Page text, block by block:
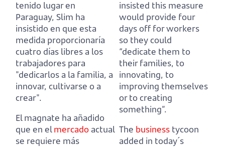
tenido lugar en
Paraguay, Slim ha
insistido en que esta
medida proporcionaría
cuatro días libres a los
trabajadores para
"dedicarlos a la familia, a
innovar, cultivarse o a
crear".
El magnate ha añadido
que en elmercado actual
se requiere más
insisted this measure
would provide four
days off for workers
so they could
“dedicate them to
their families, to
innovating, to
improving themselves
or to creating
something”.
The business tycoon
added in today´s